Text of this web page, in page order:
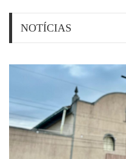
NOTÍCIAS